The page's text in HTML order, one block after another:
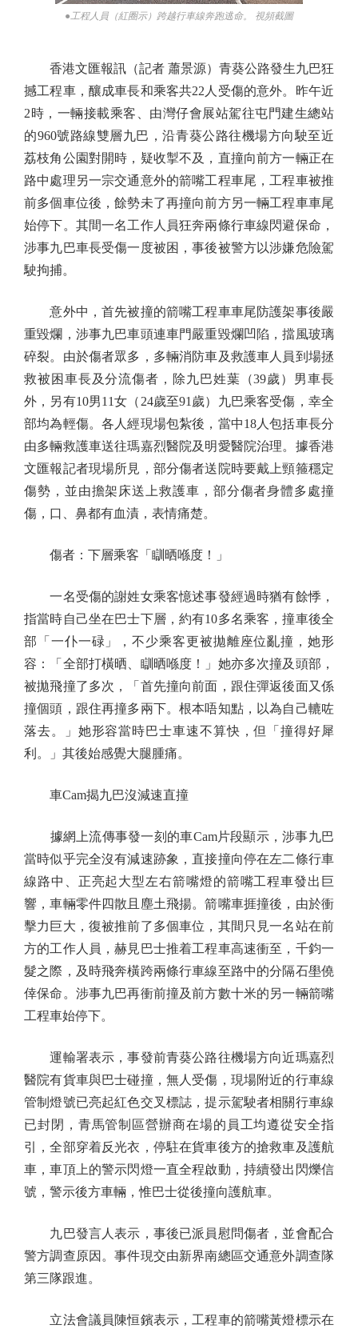
●工程人員（紅圈示）跨越行車線奔跑逃命。 視頻截圖
香港文匯報訊（記者 蕭景源）青葵公路發生九巴狂
撼工程車，釀成車長和乘客共22人受傷的意外。昨午近
2時，一輛接載乘客、由灣仔會展站駕往屯門建生總站
的960號路線雙層九巴，沿青葵公路往機場方向駛至近
荔枝角公園對開時，疑收掣不及，直撞向前方一輛正在
路中處理另一宗交通意外的箭嘴工程車尾，工程車被推
前多個車位後，餘勢未了再撞向前方另一輛工程車車尾
始停下。其間一名工作人員狂奔兩條行車線閃避保命，
涉事九巴車長受傷一度被困，事後被警方以涉嫌危險駕
駛拘捕。
意外中，首先被撞的箭嘴工程車車尾防護架事後嚴
重毀爛，涉事九巴車頭連車門嚴重毀爛凹陷，擋風玻璃
碎裂。由於傷者眾多，多輛消防車及救護車人員到場拯
救被困車長及分流傷者，除九巴姓葉（39歲）男車長
外，另有10男11女（24歲至91歲）九巴乘客受傷，幸全
部均為輕傷。各人經現場包紮後，當中18人包括車長分
由多輛救護車送往瑪嘉烈醫院及明愛醫院治理。據香港
文匯報記者現場所見，部分傷者送院時要戴上頸箍穩定
傷勢，並由擔架床送上救護車，部分傷者身體多處撞
傷，口、鼻都有血漬，表情痛楚。
傷者：下層乘客「瞓晒喺度！」
一名受傷的謝姓女乘客憶述事發經過時猶有餘悸，
指當時自己坐在巴士下層，約有10多名乘客，撞車後全
部「一仆一碌」，不少乘客更被拋離座位亂撞，她形
容：「全部打橫晒、瞓晒喺度！」她亦多次撞及頭部，
被拋飛撞了多次，「首先撞向前面，跟住彈返後面又係
撞個頭，跟住再撞多兩下。根本唔知點，以為自己轆咗
落去。」她形容當時巴士車速不算快，但「撞得好犀
利。」其後始感覺大腿腫痛。
車Cam揭九巴沒減速直撞
據網上流傳事發一刻的車Cam片段顯示，涉事九巴
當時似乎完全沒有減速跡象，直接撞向停在左二條行車
線路中、正亮起大型左右箭嘴燈的箭嘴工程車發出巨
響，車輛零件四散且塵土飛揚。箭嘴車捱撞後，由於衝
擊力巨大，復被推前了多個車位，其間只見一名站在前
方的工作人員，赫見巴士推着工程車高速衝至，千鈞一
髮之際，及時飛奔橫跨兩條行車線至路中的分隔石壆僥
倖保命。涉事九巴再衝前撞及前方數十米的另一輛箭嘴
工程車始停下。
運輸署表示，事發前青葵公路往機場方向近瑪嘉烈
醫院有貨車與巴士碰撞，無人受傷，現場附近的行車線
管制燈號已亮起紅色交叉標誌，提示駕駛者相關行車線
已封閉，青馬管制區營辦商在場的員工均遵從安全指
引，全部穿着反光衣，停駐在貨車後方的搶救車及護航
車，車頂上的警示閃燈一直全程啟動，持續發出閃爍信
號，警示後方車輛，惟巴士從後撞向護航車。
九巴發言人表示，事後已派員慰問傷者，並會配合
警方調查原因。事件現交由新界南總區交通意外調查隊
第三隊跟進。
立法會議員陳恒鑌表示，工程車的箭嘴黃燈標示在